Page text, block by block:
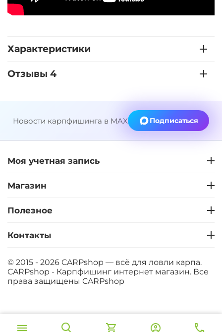
Характеристики
Отзывы 4
Новости карпфишинга в MAX Подписаться
Моя учетная запись
Магазин
Полезное
Контакты
© 2015 - 2026 CARPshop — всё для ловли карпа.
CARPshop - Карпфишинг интернет магазин. Все
права защищены CARPshop
‍8 067‍ В корзину